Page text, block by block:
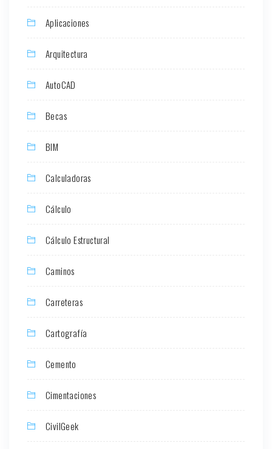
Aplicaciones
Arquitectura
AutoCAD
Becas
BIM
Calculadoras
Cálculo
Cálculo Estructural
Caminos
Carreteras
Cartografía
Cemento
Cimentaciones
CivilGeek